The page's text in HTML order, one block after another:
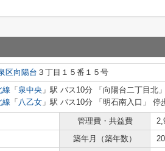
区向陽台 ３丁目１５番１５号
線 「 泉中央 」駅 バス10分 「向陽台二丁目北
線 「 八乙女 」駅 バス10分 「明石南入口」 停
管理費・共益費
築年月（築年数）